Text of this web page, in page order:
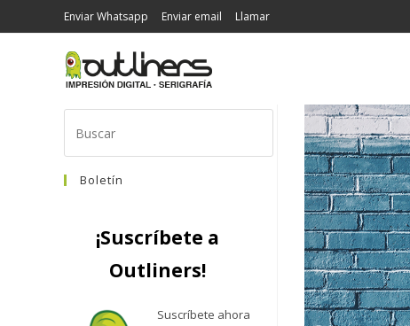
Enviar Whatsapp Enviar email Llamar
Boletín
¡Suscríbete a
Outliners!
Suscríbete ahora